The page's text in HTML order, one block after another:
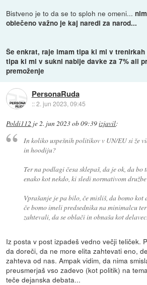
Bistveno je to da se to sploh ne omeni...
oblečeno važno je kaj naredi za narod...
Še enkrat, raje imam tipa ki mi v
tipa ki mi v sukni nabije davke za 7% ali
premoženje
PersonaRuda
::2. jun 2023, 09:45
Poldi112 je2. jun 2023 ob 09:39izjavil:
In koliko uspešnih politikov v UN/EU si že
in hoodiju?
Ter na podlagi česa sklepaš, da je ok, da bo
enako kot nekdo, ki sledi normativom
Vprašanje je pa bilo, če misliš, da bomo kot
če bomo imeli predsednika na minimalcu
zahtevali, da se oblači in obnaša kot delavec.
Iz posta v post izpadeš vedno večji teliček.
da doreči, da ne more elita zahtevati eno,
zahteva od nas. Ampak vidim, da nima
preusmerjaš vso zadevo (kot politik) na
teče dejanska debata...